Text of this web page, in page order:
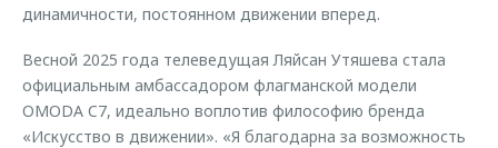
динамичности, постоянном движении вперед.
Весной 2025 года телеведущая Ляйсан Утяшева стала
официальным амбассадором флагманской модели
OMODA C7, идеально воплотив философию бренда
«Искусство в движении». «Я благодарна за возможность